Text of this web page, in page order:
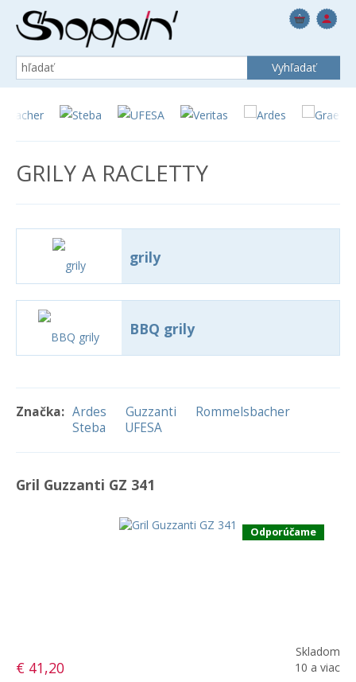
GRILY A RACLETTY
grily
BBQ grily
Značka: Ardes Guzzanti
Rommelsbacher
Steba
UFESA
Gril Guzzanti GZ 341
Odporúčame
€ 41,20
Skladom
10 a viac